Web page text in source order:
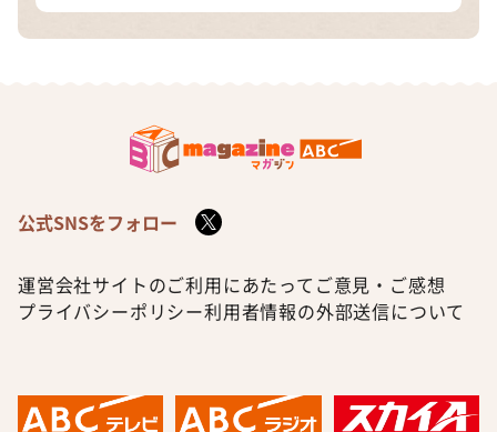
公式SNSをフォロー
運営会社サイトのご利用にあたって ご意見・ご感想
プライバシーポリシー利用者情報の外部送信について